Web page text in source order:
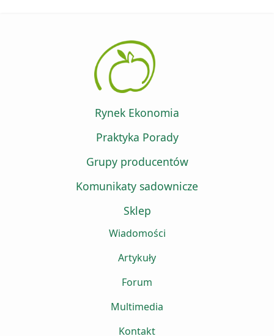
Rynek Ekonomia
Praktyka Porady
Grupy producentów
Komunikaty sadownicze
Sklep
Wiadomości
Artykuły
Forum
Multimedia
Kontakt